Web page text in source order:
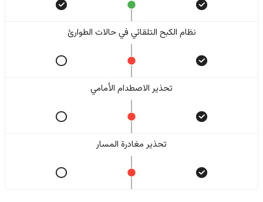
نظام الكبح التلقائي في حالات الطوارئ
تحذير الاصطدام الأمامي
تحذير مغادرة المسار